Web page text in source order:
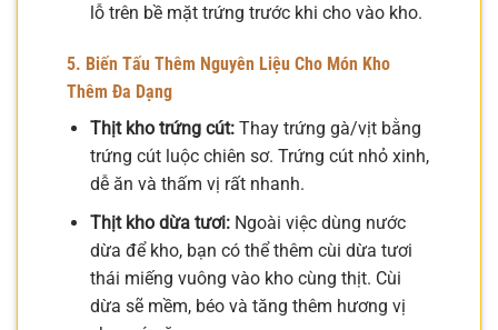
lỗ trên bề mặt trứng trước khi cho vào kho.
5. Biến Tấu Thêm Nguyên Liệu Cho Món Kho
Thêm Đa Dạng
Thịt kho trứng cút:Thay trứng gà/vịt bằng
trứng cút luộc chiên sơ. Trứng cút nhỏ xinh,
dễ ăn và thấm vị rất nhanh.
Thịt kho dừa tươi:Ngoài việc dùng nước
dừa để kho, bạn có thể thêm cùi dừa tươi
thái miếng vuông vào kho cùng thịt. Cùi
dừa sẽ mềm, béo và tăng thêm hương vị